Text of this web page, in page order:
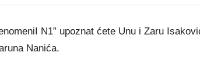
N1” upoznat ćete Unu i Zaru
Nanića.